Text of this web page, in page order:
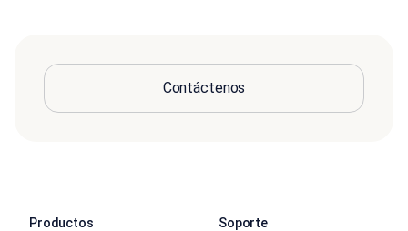
Contáctenos
Productos Soporte